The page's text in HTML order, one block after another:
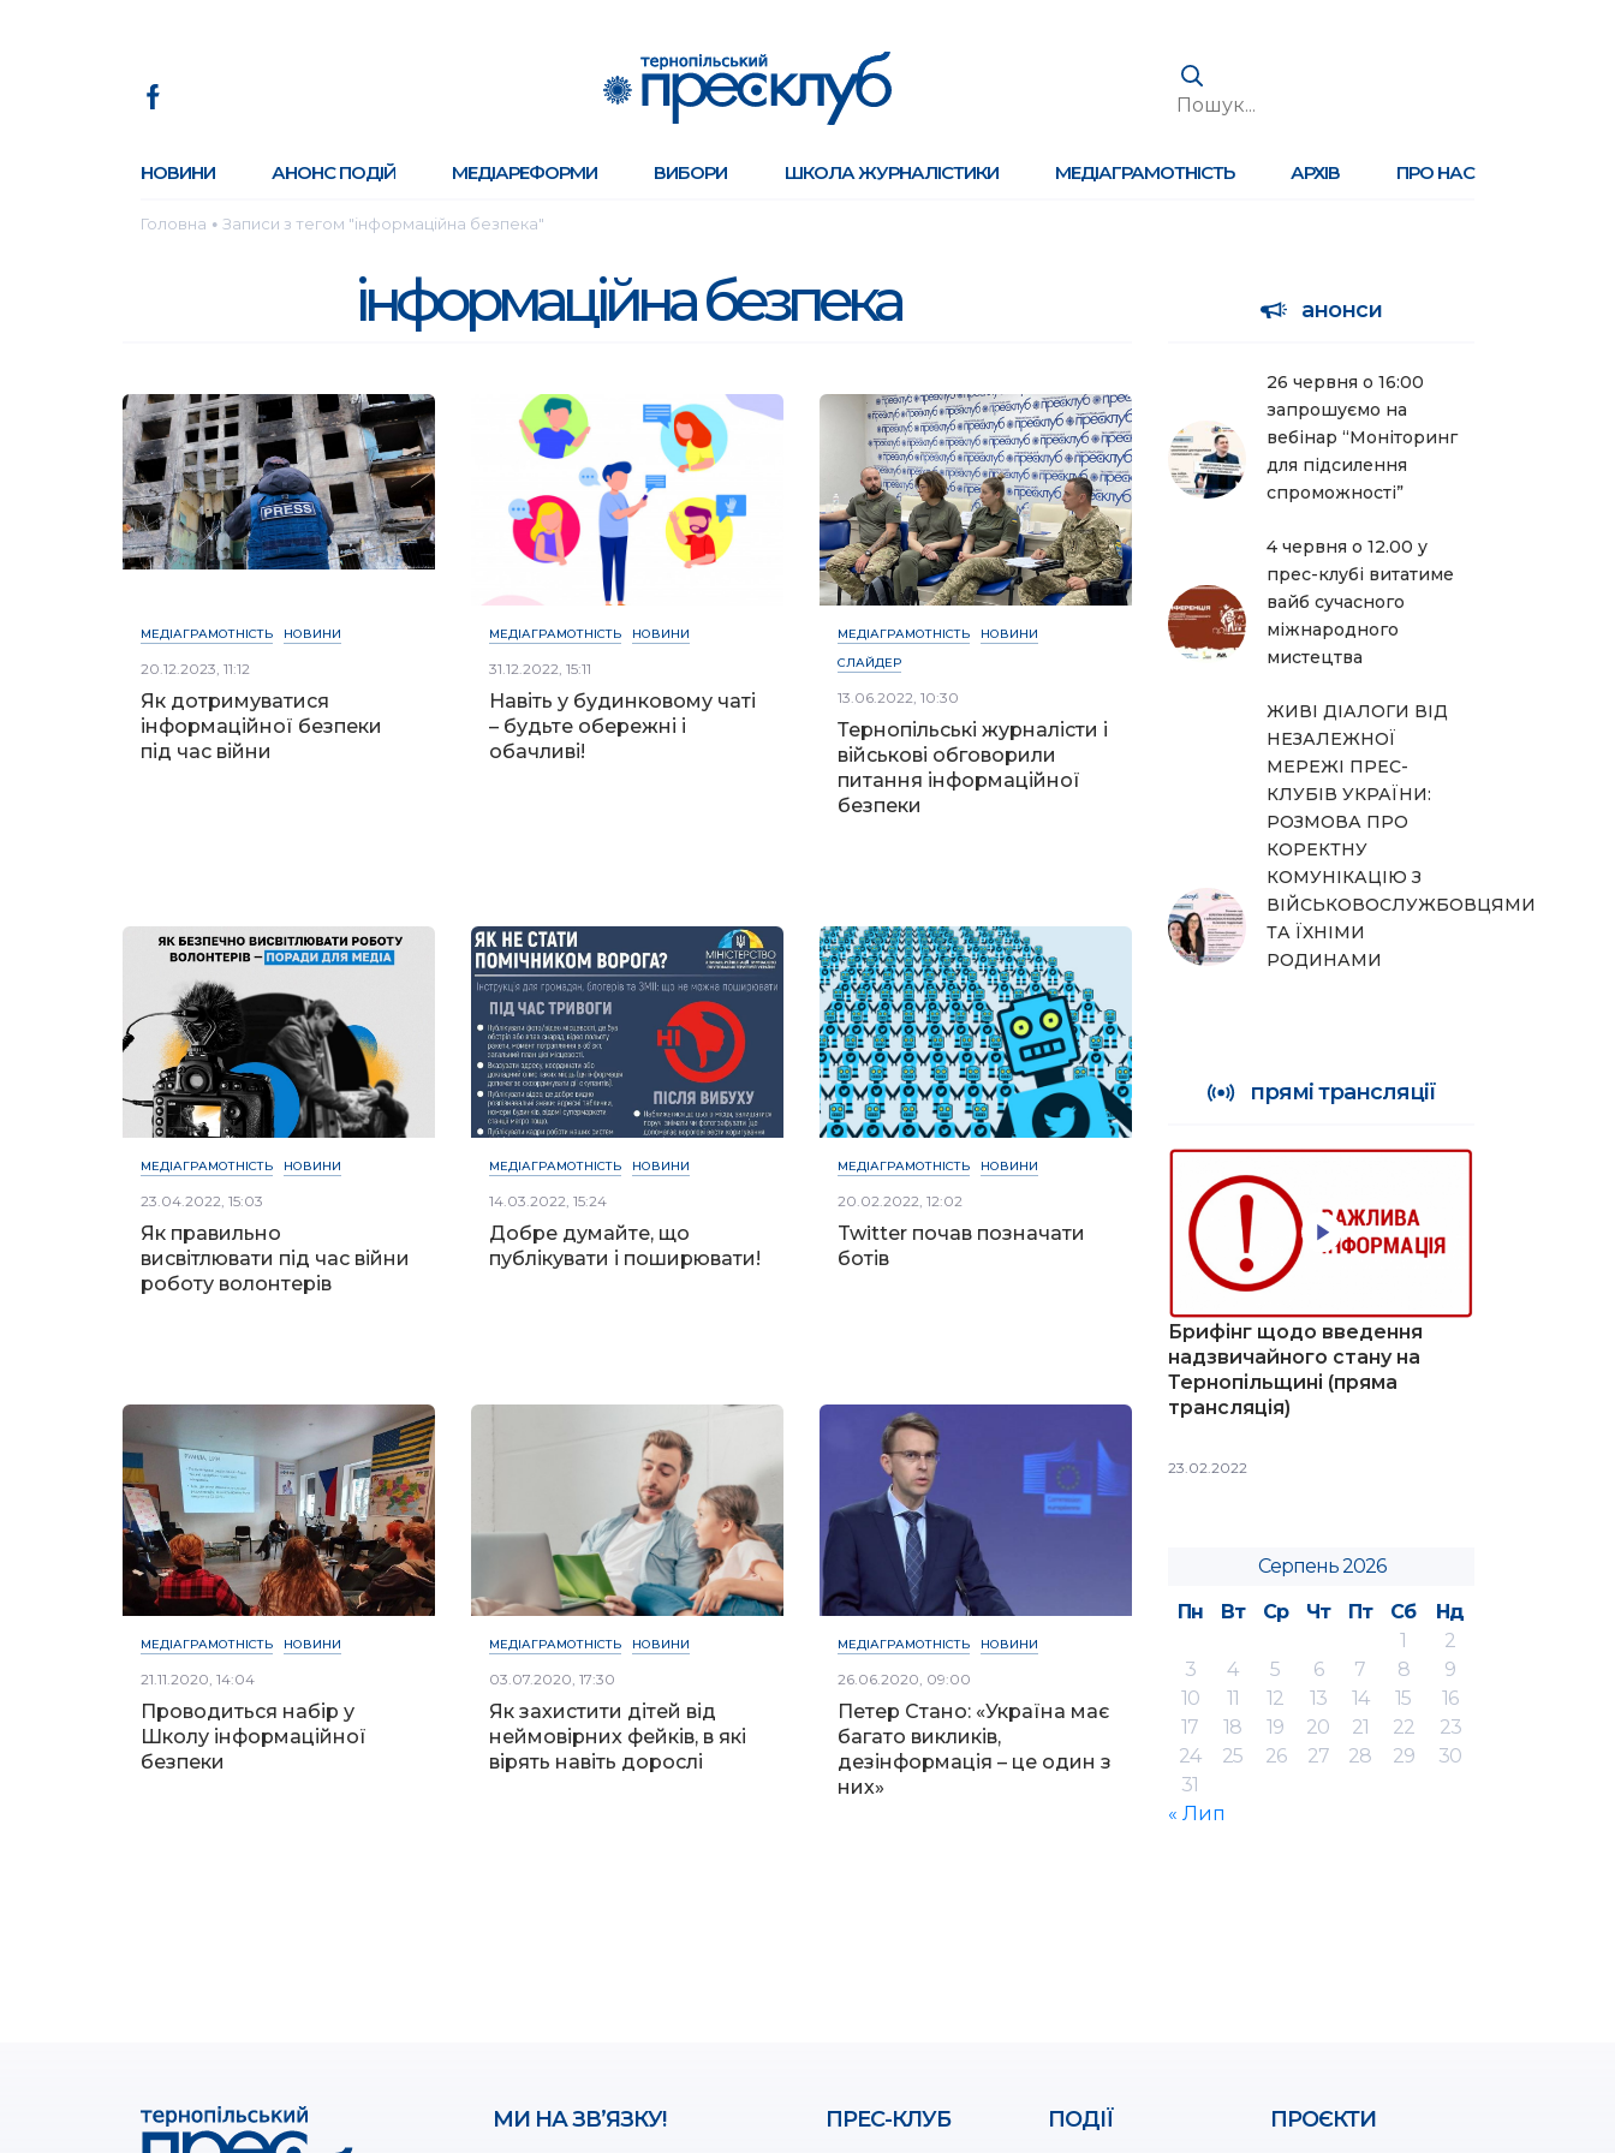
НОВИНИ АНОНС ПОДІЙ МЕДІАРЕФОРМИ ВИБОРИ ШКОЛА ЖУРНАЛІСТИКИ МЕДІАГРАМОТНІСТЬ АРХІВ ПРО НАС
Головна ● Записи з тегом "інформаційна безпека"
інформаційна безпека
МЕДІАГРАМОТНІСТЬ НОВИНИ
20.12.2023, 11:12
Як дотримуватися
інформаційної безпеки
під час війни
МЕДІАГРАМОТНІСТЬ НОВИНИ
31.12.2022, 15:11
Навіть у будинковому чаті
– будьте обережні і
обачливі!
МЕДІАГРАМОТНІСТЬ
НОВИНИ
СЛАЙДЕР
13.06.2022, 10:30
Тернопільські журналісти і
військові обговорили
питання інформаційної
безпеки
МЕДІАГРАМОТНІСТЬ НОВИНИ
23.04.2022, 15:03
Як правильно
висвітлювати під час війни
роботу волонтерів
МЕДІАГРАМОТНІСТЬ НОВИНИ
14.03.2022, 15:24
Добре думайте, що
публікувати і поширювати!
МЕДІАГРАМОТНІСТЬ НОВИНИ
20.02.2022, 12:02
Twitter почав позначати
ботів
МЕДІАГРАМОТНІСТЬ НОВИНИ
21.11.2020, 14:04
Проводиться набір у
Школу інформаційної
безпеки
МЕДІАГРАМОТНІСТЬ НОВИНИ
03.07.2020, 17:30
Як захистити дітей від
неймовірних фейків, в які
вірять навіть дорослі
МЕДІАГРАМОТНІСТЬ НОВИНИ
26.06.2020, 09:00
Петер Стано: «Україна має
багато викликів,
дезінформація – це один з
них»
анонси
26 червня о 16:00
запрошуємо на
вебінар “Моніторинг
для підсилення
спроможності”
4 червня о 12.00 у
прес-клубі витатиме
вайб сучасного
міжнародного
мистецтва
ЖИВІ ДІАЛОГИ ВІД
НЕЗАЛЕЖНОЇ
МЕРЕЖІ ПРЕС-
КЛУБІВ УКРАЇНИ:
РОЗМОВА ПРО
КОРЕКТНУ
КОМУНІКАЦІЮ З
ВІЙСЬКОВОСЛУЖБОВЦЯМИ
ТА ЇХНІМИ
РОДИНАМИ
прямі трансляції
Брифінг щодо введення
надзвичайного стану на
Тернопільщині (пряма
трансляція)
23.02.2022
Серпень 2026
Пн
Вт Ср Чт Пт Сб
Нд
1
2
3
4 5 6 7 8
9
10
11 12 13 14 15
16
17
18 19 20 21 22
23
24
25 26 27 28 29
30
31
« Лип
МИ НА ЗВ’ЯЗКУ! ПРЕС-КЛУБ ПОДІЇ ПРОЄКТИ